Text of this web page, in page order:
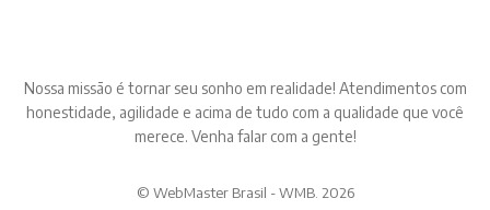
Nossa missão é tornar seu sonho em realidade! Atendimentos com
honestidade, agilidade e acima de tudo com a qualidade que você
merece. Venha falar com a gente!
© WebMaster Brasil - WMB. 2026